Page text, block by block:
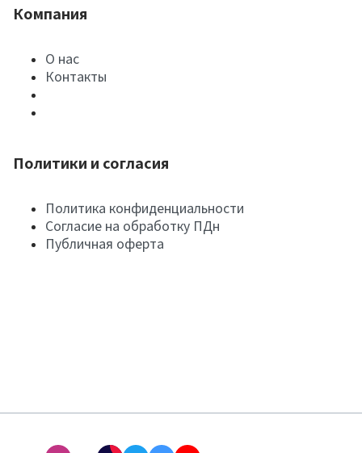
Компания
О нас
Контакты
Политики и согласия
Политика конфиденциальности
Согласие на обработку ПДн
Публичная оферта